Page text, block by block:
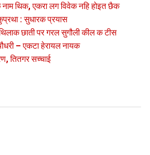
थिक, एकरा लग विवेक नहि होइत छैक
: सुधारक प्रयास
छाती पर गरल सुगौली कील क टीस
– एकटा हेरायल नायक
तितगर सच्‍चाई